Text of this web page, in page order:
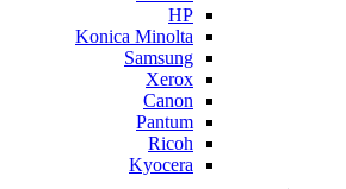
HP
Konica Minolta
Samsung
Xerox
Canon
Pantum
Ricoh
Kyocera